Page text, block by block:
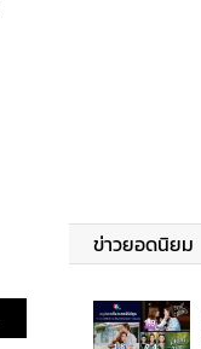
ข่าวยอดนิยม